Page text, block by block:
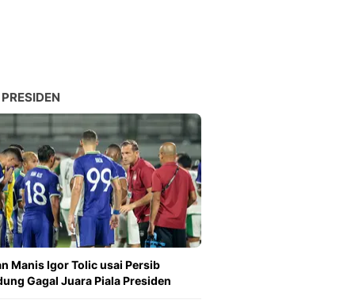
Manis Igor Tolic usai Persib
Gagal Juara Piala Presiden